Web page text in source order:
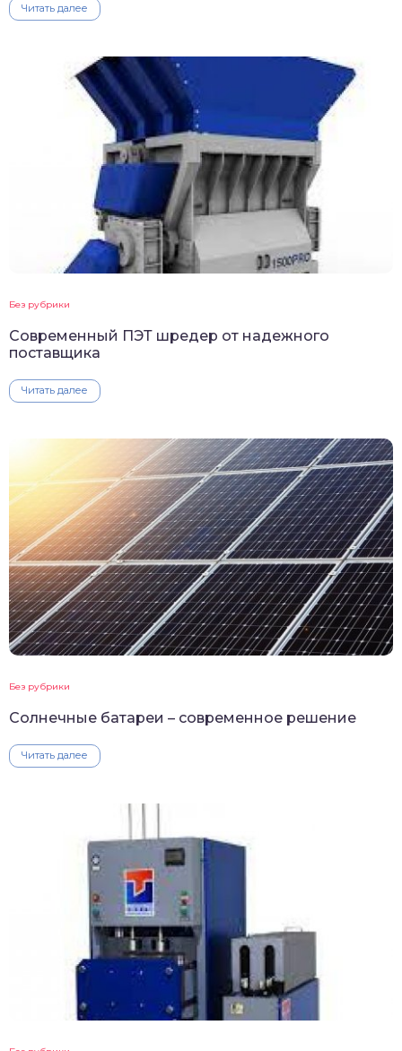
Читать далее
Без рубрики
Современный ПЭТ шредер от надежного
поставщика
Читать далее
Без рубрики
Солнечные батареи – современное решение
Читать далее